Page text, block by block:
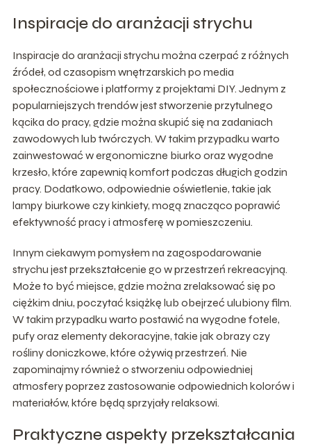
Inspiracje do aranżacji strychu
Inspiracje do aranżacji strychu można czerpać z różnych
źródeł, od czasopism wnętrzarskich po media
społecznościowe i platformy z projektami DIY. Jednym z
popularniejszych trendów jest stworzenie przytulnego
kącika do pracy, gdzie można skupić się na zadaniach
zawodowych lub twórczych. W takim przypadku warto
zainwestować w ergonomiczne biurko oraz wygodne
krzesło, które zapewnią komfort podczas długich godzin
pracy. Dodatkowo, odpowiednie oświetlenie, takie jak
lampy biurkowe czy kinkiety, mogą znacząco poprawić
efektywność pracy i atmosferę w pomieszczeniu.
Innym ciekawym pomysłem na zagospodarowanie
strychu jest przekształcenie go w przestrzeń rekreacyjną.
Może to być miejsce, gdzie można zrelaksować się po
ciężkim dniu, poczytać książkę lub obejrzeć ulubiony film.
W takim przypadku warto postawić na wygodne fotele,
pufy oraz elementy dekoracyjne, takie jak obrazy czy
rośliny doniczkowe, które ożywią przestrzeń. Nie
zapominajmy również o stworzeniu odpowiedniej
atmosfery poprzez zastosowanie odpowiednich kolorów i
materiałów, które będą sprzyjały relaksowi.
Praktyczne aspekty przekształcania